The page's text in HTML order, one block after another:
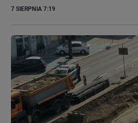
7 SIERPNIA 7:19